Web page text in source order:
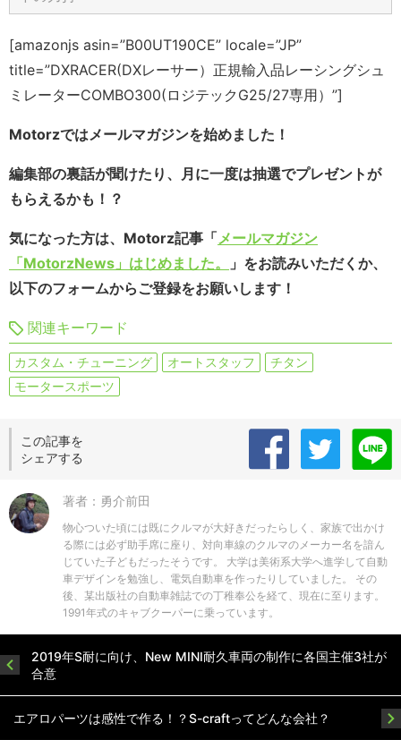
[amazonjs asin=”B00UT190CE” locale=”JP”
title=”DXRACER(DXレーサー）正規輸入品レーシングシュ
ミレーターCOMBO300(ロジテックG25/27専用）”]
Motorzではメールマガジンを始めました！
編集部の裏話が聞けたり、月に一度は抽選でプレゼントが
もらえるかも！？
気になった方は、Motorz記事「メールマガジン
「MotorzNews」はじめました。
」をお読みいただくか、
以下のフォームからご登録をお願いします！
関連キーワード
カスタム・チューニング オートスタッフ
チタン
モータースポーツ
この記事を
シェアする
著者：勇介前田
物心ついた頃には既にクルマが大好きだったらしく、家族で出かけ
る際には必ず助手席に座り、対向車線のクルマのメーカー名を諳ん
じていた子どもだったそうです。 大学は美術系大学へ進学して自動
車デザインを勉強し、電気自動車を作ったりしていました。 その
後、某出版社の自動車雑誌での丁稚奉公を経て、現在に至ります。
1991年式のキャブクーパーに乗っています。
2019年S耐に向け、New MINI耐久車両の制作に各国主催3社が
合意
エアロパーツは感性で作る！？S-craftってどんな会社？